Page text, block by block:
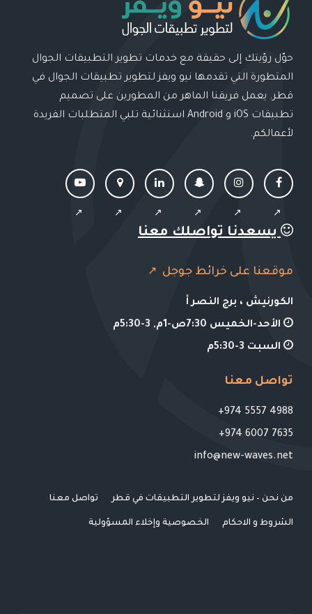
حوّل رؤيتك إلى حقيقة مع خدمات تطوير التطبيقات الجوال
المتطورة التي تقدمها نيو ويفز لتطوير تطبيقات الجوال في
قطر. يعمل فريقنا الماهر من المطورين على تصميم
تطبيقات iOS و Android استثنائية تلبي المتطلبات الفريدة
لأعمالكم.
يسعدنا تواصلك معنا
موقعنا على خرائط جوجل
الكورنيش ، برج النصر أ
الأحد-الخميس 7:30ص-1م, 3-5:30م
السبت 3-5:30م
تواصل معنا
4988 5557 974+
7635 6007 974+
info@new-waves.net
من نحن – نيو ويفز لتطوير التطبيقات في قطر تواصل معنا
الشروط و الاحكام الخصوصية وإخلاء المسؤولية